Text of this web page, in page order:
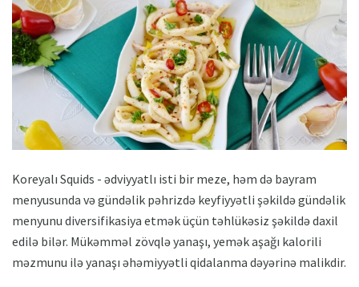
Koreyalı Squids - ədviyyatlı isti bir meze, həm də bayram
menyusunda və gündəlik pəhrizdə keyfiyyətli şəkildə gündəlik
menyunu diversifikasiya etmək üçün təhlükəsiz şəkildə daxil
edilə bilər. Mükəmməl zövqlə yanaşı, yemək aşağı kalorili
məzmunu ilə yanaşı əhəmiyyətli qidalanma dəyərinə malikdir.